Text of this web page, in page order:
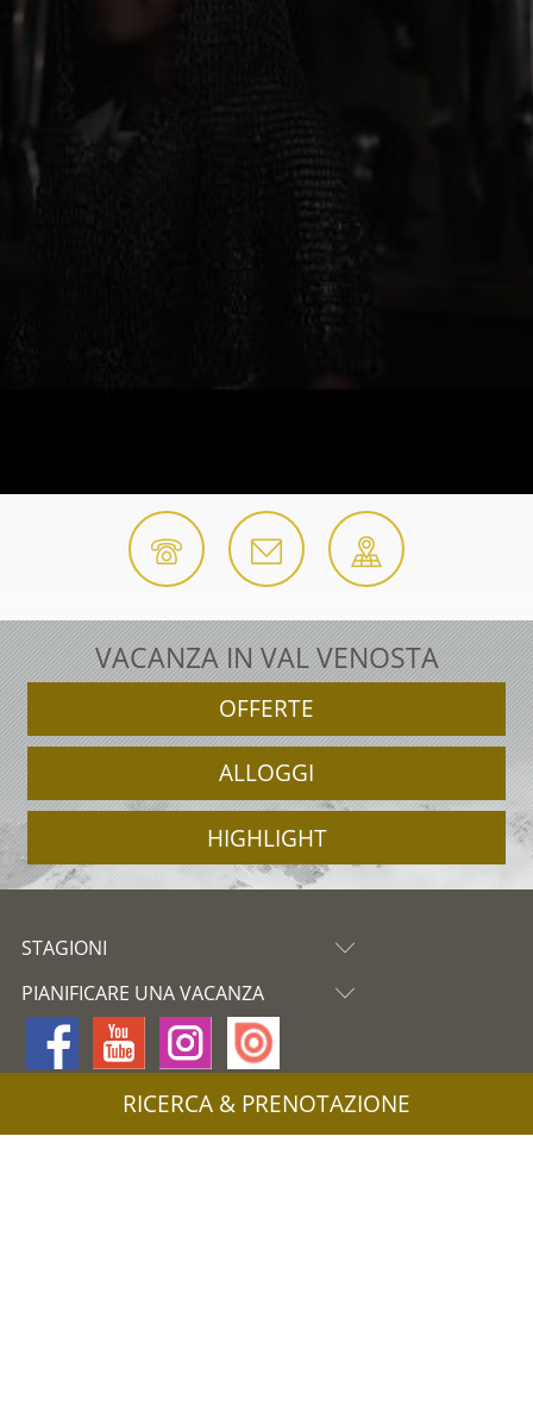
VACANZA IN VAL VENOSTA
OFFERTE
ALLOGGI
HIGHLIGHT
STAGIONI
PIANIFICARE UNA VACANZA
RICERCA & PRENOTAZIONE